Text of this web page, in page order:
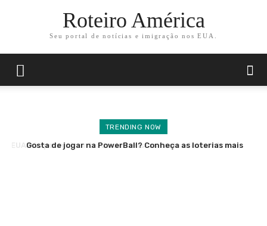
Roteiro América
Seu portal de notícias e imigração nos EUA.
TRENDING NOW
Gosta de jogar na PowerBall? Conheça as loterias mais